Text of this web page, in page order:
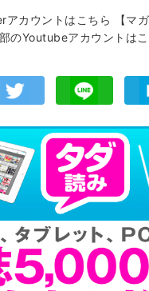
カウントはこちら
【マ
のYoutubeアカウントは